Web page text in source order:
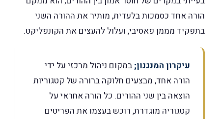
הורה אחד כסמכות בלעדית, מותיר את ההורה השני
בתפקיד מממן פאסיבי, ועלול להעצים את הקונפליקט.
עיקרון המנגנון; במקום ניהול מרכזי על ידי
הורה אחד, מבצעים חלוקה ברורה של קטגוריות
הוצאה בין שני ההורים. כל הורה אחראי על
קטגוריה מוגדרת, רוכש בעצמו את הפריטים